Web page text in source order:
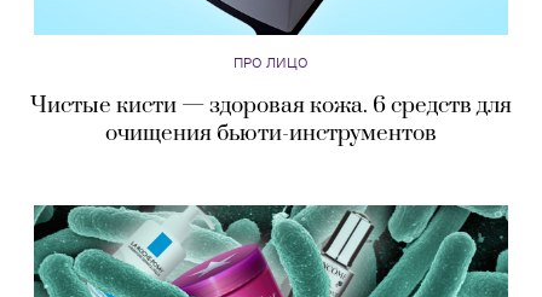
ПРО ЛИЦО
Чистые кисти — здоровая кожа. 6 средств для
очищения бьюти-инструментов